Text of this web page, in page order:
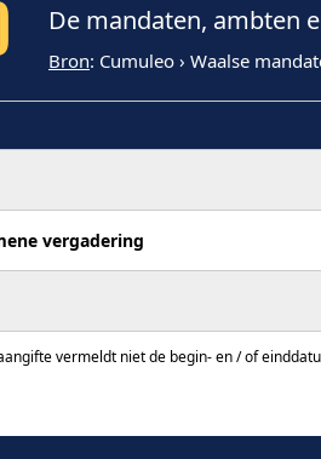
De mandaten, ambten
Bron: Cumuleo › Waalse
vergadering
vermeldt niet de begin- en / of